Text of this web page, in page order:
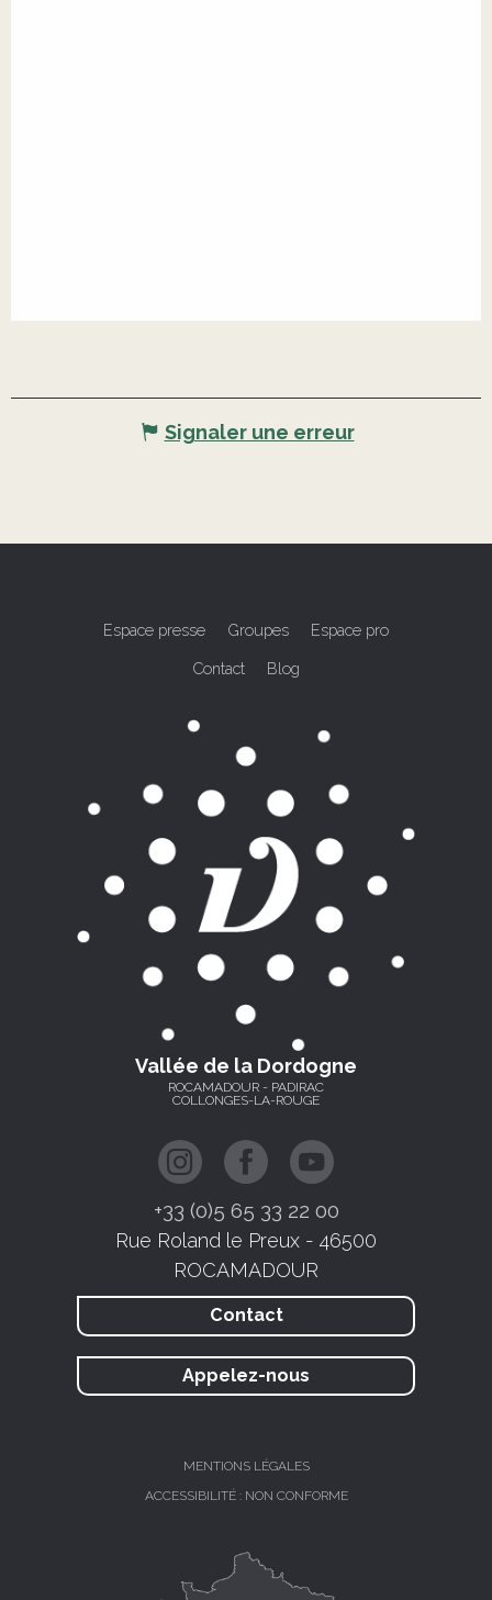
Signaler une erreur
Espace presse Groupes Espace pro
Contact Blog
Vallée de la Dordogne
ROCAMADOUR - PADIRAC
COLLONGES-LA-ROUGE
+33 (0)5 65 33 22 00
Rue Roland le Preux - 46500
ROCAMADOUR
Contact
Appelez-nous
MENTIONS LÉGALES
ACCESSIBILITÉ : NON CONFORME